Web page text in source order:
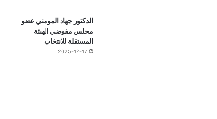
الدكتور جهاد المومني عضو
مجلس مفوضي الهيئة
المستقلة للانتخاب
2025-12-17